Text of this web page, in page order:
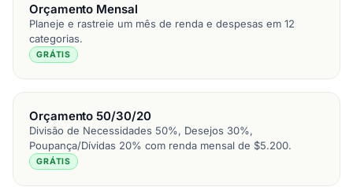
Orçamento Mensal
Planeje e rastreie um mês de renda e despesas em 12
categorias.
GRÁTIS
Orçamento 50/30/20
Divisão de Necessidades 50%, Desejos 30%,
Poupança/Dívidas 20% com renda mensal de $5.200.
GRÁTIS